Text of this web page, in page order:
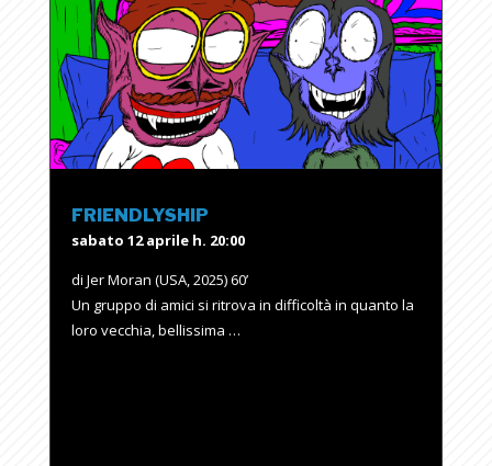
FRIENDLYSHIP
sabato 12 aprile h. 20:00
di Jer Moran (USA, 2025) 60’
Un gruppo di amici si ritrova in difficoltà in quanto la
loro vecchia, bellissima …